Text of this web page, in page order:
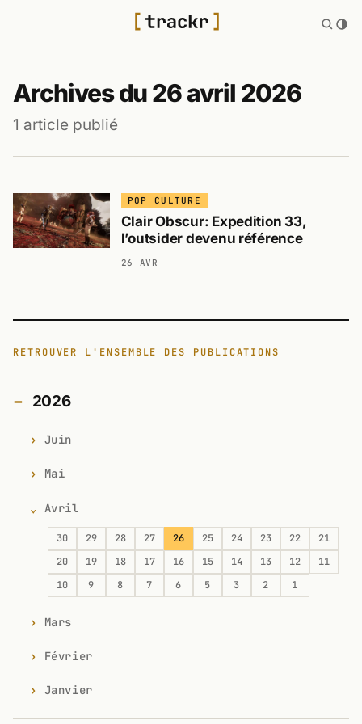
Archives du 26 avril 2026
1 article publié
POP CULTURE
Clair Obscur: Expedition 33,
l’outsider devenu référence
26 AVR
RETROUVER L'ENSEMBLE DES PUBLICATIONS
2026
Juin
Mai
Avril
30 29 28 27 26 25 24 23 22
21
20
19 18 17 16 15 14 13 12
11
10
9 8 7 6 5 3 2 1
Mars
Février
Janvier